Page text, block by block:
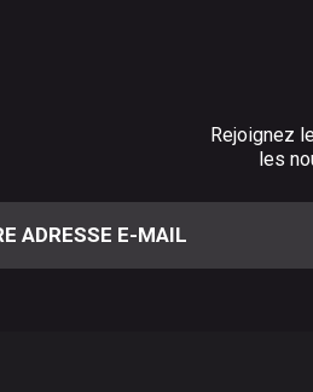
Rejoignez
les